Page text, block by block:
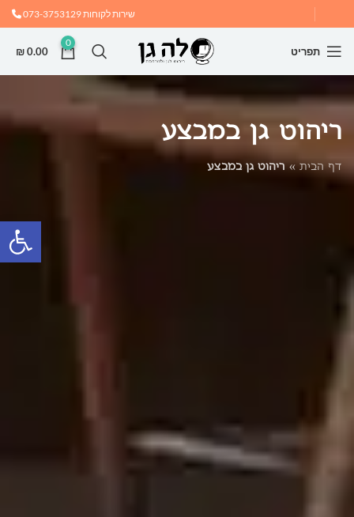
שירות לקוחות073-3753129
תפריט
0
₪0.00
ריהוט גן במבצע
דף הבית»ריהוט גן במבצע